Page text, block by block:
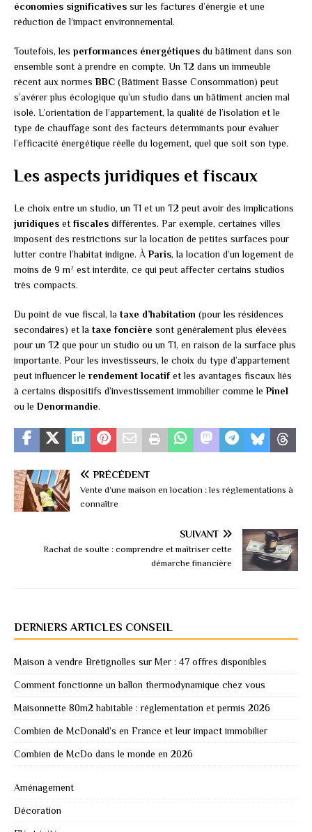
économies significatives sur les factures d’énergie et une
réduction de l’impact environnemental.
Toutefois, les performances énergétiques du bâtiment dans son
ensemble sont à prendre en compte. Un T2 dans un immeuble
récent aux normesBBC (Bâtiment Basse Consommation) peut
s’avérer plus écologique qu’un studio dans un bâtiment ancien mal
isolé. L’orientation de l’appartement, la qualité de l’isolation et le
type de chauffage sont des facteurs déterminants pour évaluer
l’efficacité énergétique réelle du logement, quel que soit son type.
Les aspects juridiques et fiscaux
Le choix entre un studio, un T1 et un T2 peut avoir des implications
juridiques et fiscales différentes. Par exemple, certaines villes
imposent des restrictions sur la location de petites surfaces pour
lutter contre l’habitat indigne. ÀParis, la location d’un logement de
moins de 9 m² est interdite, ce qui peut affecter certains studios
très compacts.
Du point de vue fiscal, la taxe d’habitation (pour les résidences
secondaires) et la taxe foncière sont généralement plus élevées
pour un T2 que pour un studio ou un T1, en raison de la surface plus
importante. Pour les investisseurs, le choix du type d’appartement
peut influencer le rendement locatifet les avantages fiscaux liés
à certains dispositifs d’investissement immobilier comme lePinel
ou le Denormandie.
PRÉCÉDENT
Vente d’une maison en location : les réglementations à
connaître
SUIVANT
Rachat de soulte : comprendre et maîtriser cette
démarche financière
DERNIERS ARTICLES CONSEIL
Maison à vendre Brétignolles sur Mer : 47 offres disponibles
Comment fonctionne un ballon thermodynamique chez vous
Maisonnette 80m2 habitable : réglementation et permis 2026
Combien de McDonald’s en France et leur impact immobilier
Combien de McDo dans le monde en 2026
Aménagement
Décoration